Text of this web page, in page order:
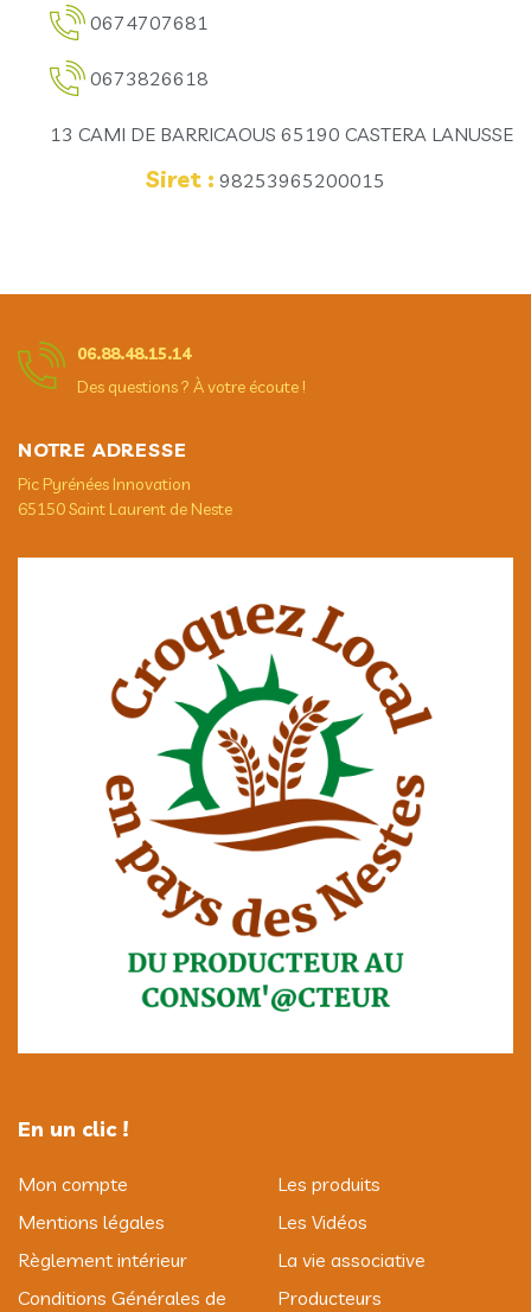
0674707681
0673826618
13 CAMI DE BARRICAOUS 65190 CASTERA LANUSSE
Siret : 98253965200015
06.88.48.15.14
Des questions ? À votre écoute !
NOTRE ADRESSE
Pic Pyrénées Innovation
65150 Saint Laurent de Neste
En un clic !
Mon compte
Mentions légales
Règlement intérieur
Conditions Générales de
Les produits
Les Vidéos
La vie associative
Producteurs